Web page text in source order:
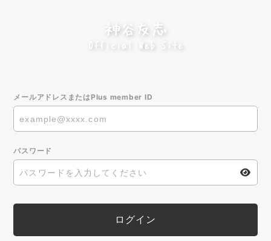
メールアドレスまたはPlus member ID
パスワード